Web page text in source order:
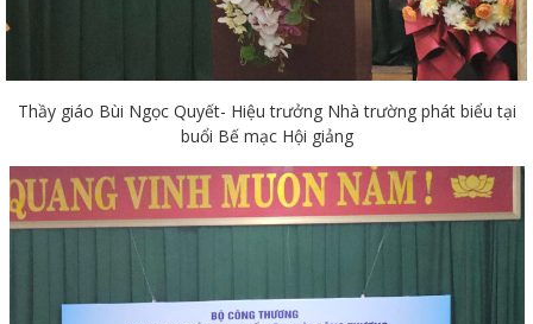
Thầy giáo Bùi Ngọc Quyết- Hiệu trưởng Nhà trường phát biểu tại
buổi Bế mạc Hội giảng